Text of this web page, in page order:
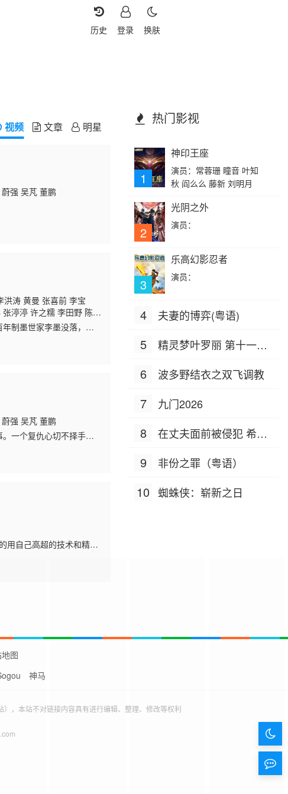
换肤
登录
历史
视频 文章 明星
强 吴芃 董鹏
涛 黄曼 张喜前 李宝
渟渟 许之糯 李田野 陈伟
制墨世家李墨没落，李
，凭借天资和努力惊艳
强 吴芃 董鹏
一个复仇心切不择手段
的爱情走向漩涡，开始
用自己高超的技术和精彩
运。在护士索菲亚（艾
的还算不错，与此同
着时间的推移，马斯
，这也意味着，用不了
热门影视
1
神印王座
演员：常蓉珊 瞳音 叶知
秋 阎么么 藤新 刘明月
2
光阴之外
演员：
3
乐高幻影忍者
演员：
4 夫妻的博弈(粤语)
5
精灵梦叶罗丽 第十一季
6 波多野结衣之双飞调教
7 九门2026
8
在丈夫面前被侵犯 希岛
9 非份之罪（粤语）
10 蜘蛛侠：崭新之日
暗
色留
图
神马
，本站不对链接内容具有进行编辑、整理、修改等权利